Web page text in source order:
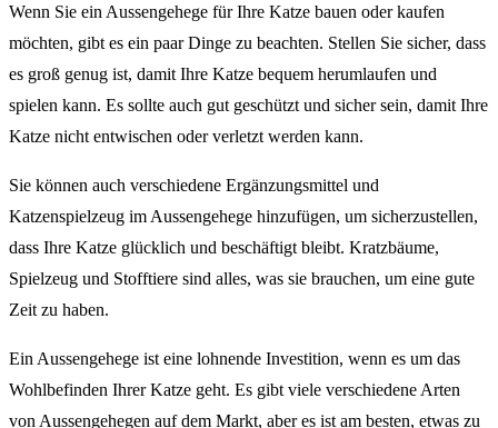
Wenn Sie ein Aussengehege für Ihre Katze bauen oder kaufen
möchten, gibt es ein paar Dinge zu beachten. Stellen Sie sicher, dass
es groß genug ist, damit Ihre Katze bequem herumlaufen und
spielen kann. Es sollte auch gut geschützt und sicher sein, damit Ihre
Katze nicht entwischen oder verletzt werden kann.
Sie können auch verschiedene Ergänzungsmittel und
Katzenspielzeug im Aussengehege hinzufügen, um sicherzustellen,
dass Ihre Katze glücklich und beschäftigt bleibt. Kratzbäume,
Spielzeug und Stofftiere sind alles, was sie brauchen, um eine gute
Zeit zu haben.
Ein Aussengehege ist eine lohnende Investition, wenn es um das
Wohlbefinden Ihrer Katze geht. Es gibt viele verschiedene Arten
von Aussengehegen auf dem Markt, aber es ist am besten, etwas zu